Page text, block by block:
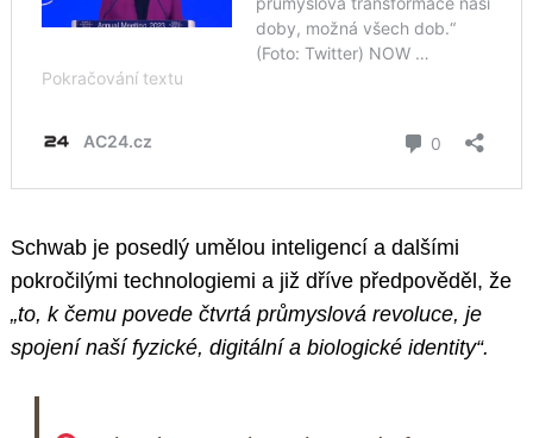
Schwab je posedlý umělou inteligencí a dalšími
pokročilými technologiemi a již dříve předpověděl, že
„to, k čemu povede čtvrtá průmyslová revoluce, je
spojení naší fyzické, digitální a biologické identity“.